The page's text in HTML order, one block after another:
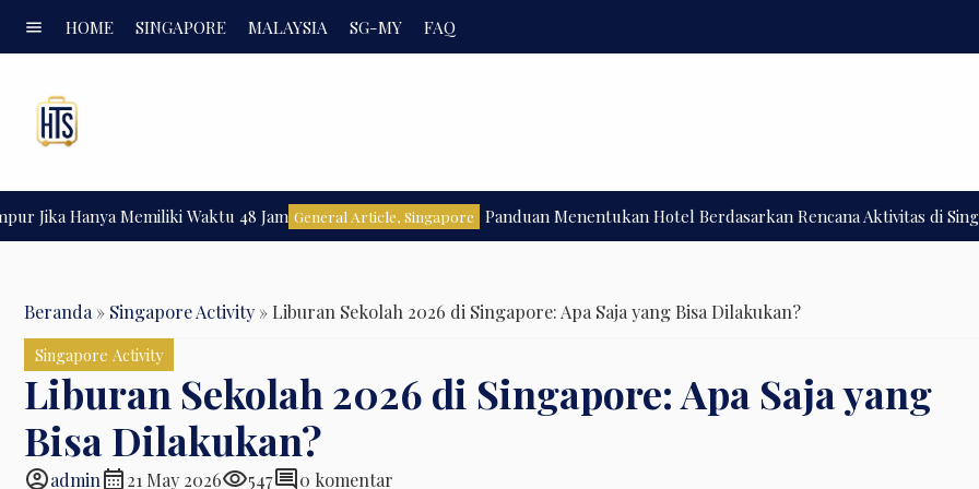
menu HOME SINGAPORE MALAYSIA SG-MY FAQ
Hanya Memiliki Waktu 48 Jam General Article, Singapore Panduan Menentukan Hotel Berdasarkan Rencana Aktivitas di Singapore
Beranda » Singapore Activity » Liburan Sekolah 2026 di Singapore: Apa Saja yang Bisa Dilakukan?
Singapore Activity
Liburan Sekolah 2026 di Singapore: Apa Saja yang
Bisa Dilakukan?
account_circleadmincalendar_month21 May 2026visibility547comment0 komentar